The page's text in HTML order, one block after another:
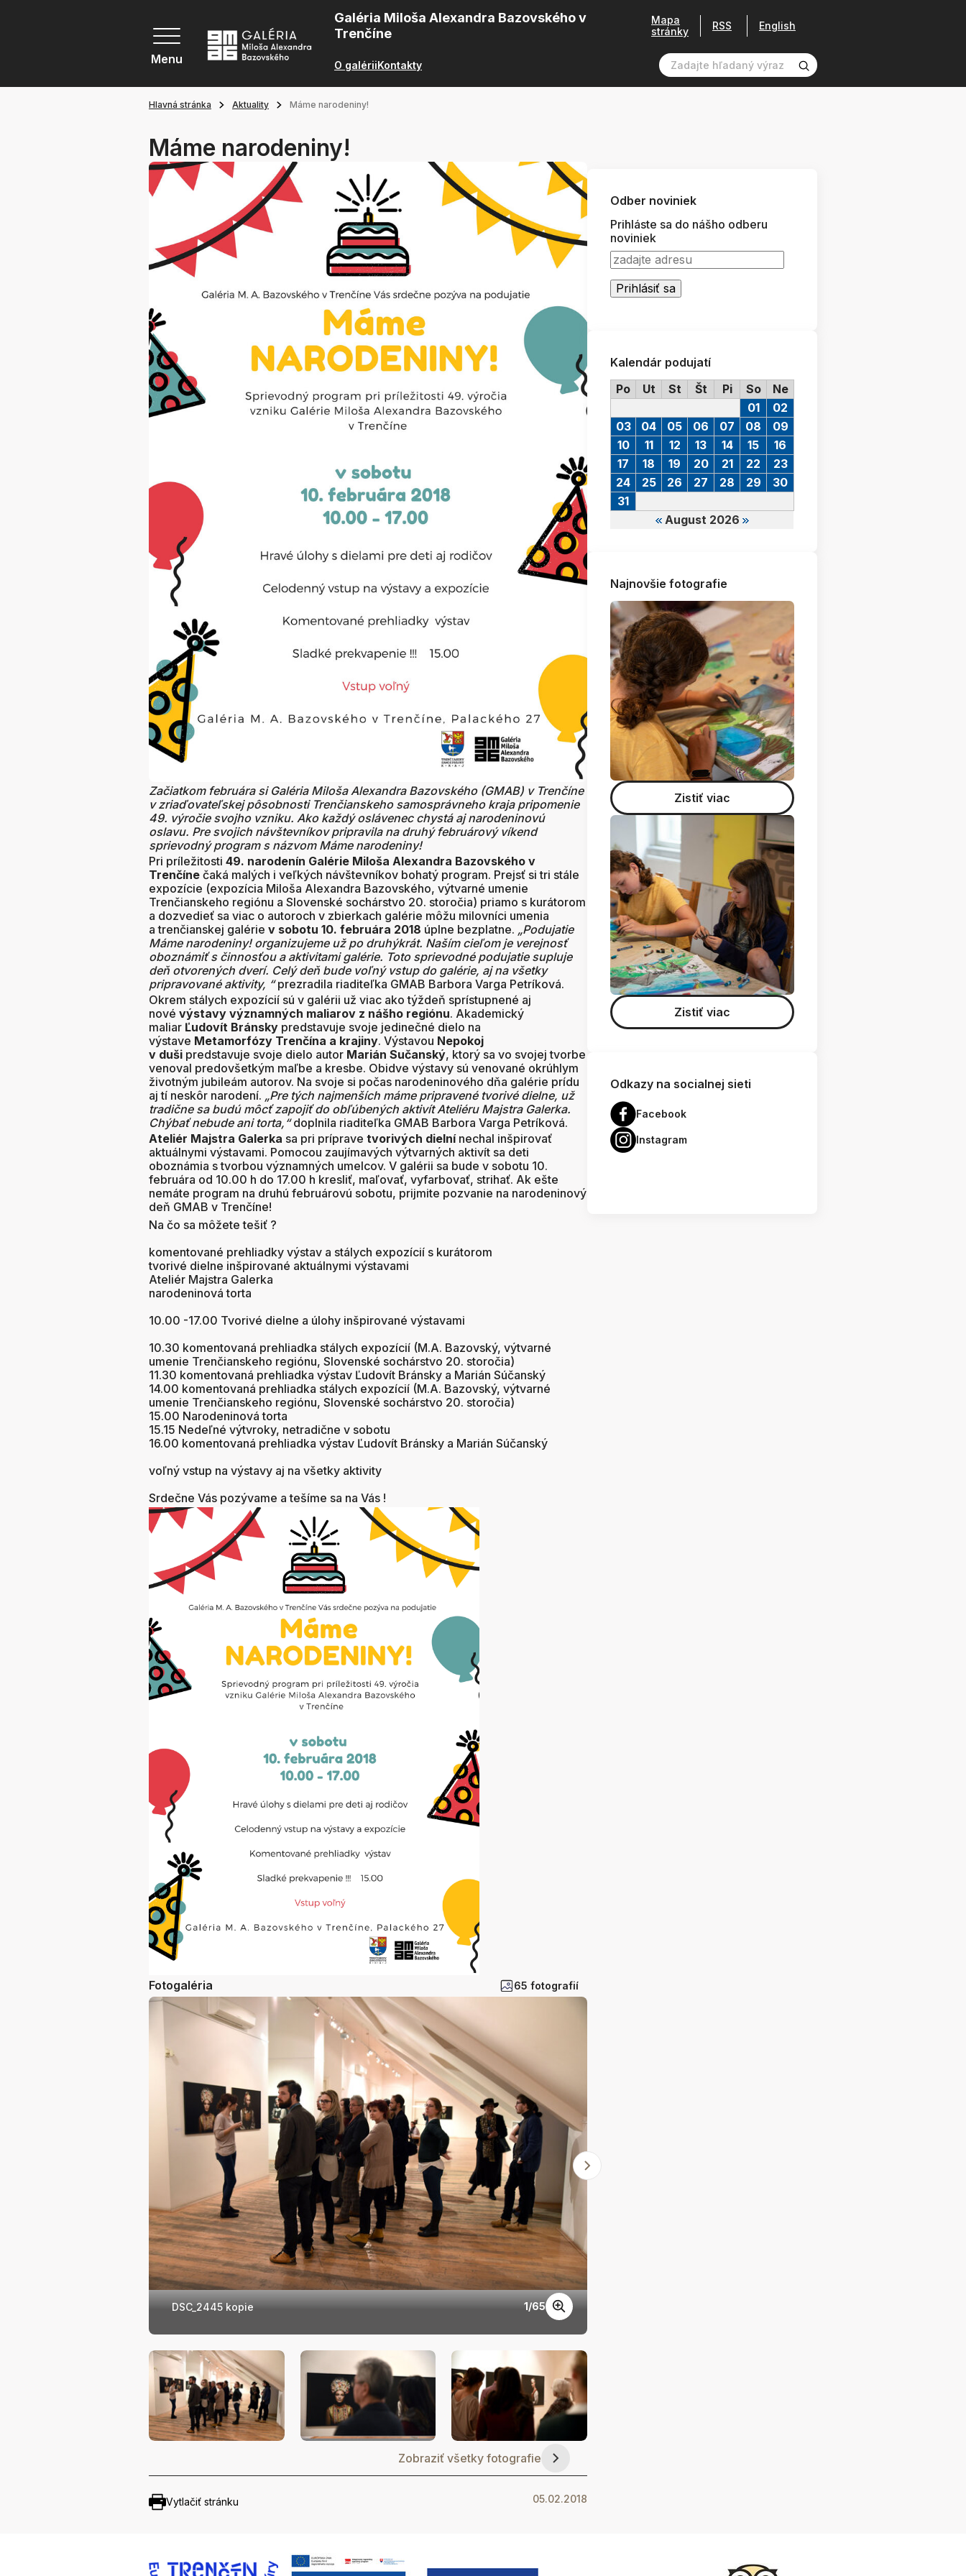
Menu
Galéria Miloša Alexandra Bazovského v
Trenčíne
O galériiKontakty
Mapa
stránky
RSS English
Hlavná stránka Aktuality Máme narodeniny!
Máme narodeniny!
Začiatkom februára si Galéria Miloša Alexandra Bazovského (GMAB) v Trenčíne
v zriaďovateľskej pôsobnosti Trenčianskeho samosprávneho kraja pripomenie
49. výročie svojho vzniku. Ako každý oslávenec chystá aj narodeninovú
oslavu. Pre svojich návštevníkov pripravila na druhý februárový víkend
sprievodný program s názvom Máme narodeniny!
Pri príležitosti 49. narodenín Galérie Miloša Alexandra Bazovského v
Trenčíne čaká malých i veľkých návštevníkov bohatý program. Prejsť si tri stále
expozície (expozícia Miloša Alexandra Bazovského, výtvarné umenie
Trenčianskeho regiónu a Slovenské sochárstvo 20. storočia) priamo s kurátorom
a dozvedieť sa viac o autoroch v zbierkach galérie môžu milovníci umenia
a trenčianskej galérie v sobotu 10. februára 2018 úplne bezplatne. „Podujatie
Máme narodeniny! organizujeme už po druhýkrát. Naším cieľom je verejnosť
oboznámiť s činnosťou a aktivitami galérie. Toto sprievodné podujatie supluje
deň otvorených dverí. Celý deň bude voľný vstup do galérie, aj na všetky
pripravované aktivity, “prezradila riaditeľka GMAB Barbora Varga Petríková.
Okrem stálych expozícií sú v galérii už viac ako týždeň sprístupnené aj
nové výstavy významných maliarov z nášho regiónu. Akademický
maliar Ľudovít Bránsky predstavuje svoje jedinečné dielo na
výstave Metamorfózy Trenčína a krajiny. Výstavou Nepokoj
v duši predstavuje svoje dielo autor Marián Sučanský, ktorý sa vo svojej tvorbe
venoval predovšetkým maľbe a kresbe. Obidve výstavy sú venované okrúhlym
životným jubileám autorov. Na svoje si počas narodeninového dňa galérie prídu
aj tí neskôr narodení. „Pre tých najmenších máme pripravené tvorivé dielne, už
tradične sa budú môcť zapojiť do obľúbených aktivít Ateliéru Majstra Galerka.
Chýbať nebude ani torta, “doplnila riaditeľka GMAB Barbora Varga Petríková.
Ateliér Majstra Galerka sa pri príprave tvorivých dielnínechal inšpirovať
aktuálnymi výstavami. Pomocou zaujímavých výtvarných aktivít sa deti
oboznámia s tvorbou významných umelcov. V galérii sa bude v sobotu 10.
februára od 10.00 h do 17.00 h kresliť, maľovať, vyfarbovať, strihať. Ak ešte
nemáte program na druhú februárovú sobotu, prijmite pozvanie na narodeninový
deň GMAB v Trenčíne!
Na čo sa môžete tešiť ?
komentované prehliadky výstav a stálych expozícií s kurátorom
tvorivé dielne inšpirované aktuálnymi výstavami
Ateliér Majstra Galerka
narodeninová torta
10.00 -17.00 Tvorivé dielne a úlohy inšpirované výstavami
10.30 komentovaná prehliadka stálych expozícií (M.A. Bazovský, výtvarné
umenie Trenčianskeho regiónu, Slovenské sochárstvo 20. storočia)
11.30 komentovaná prehliadka výstav Ľudovít Bránsky a Marián Súčanský
14.00 komentovaná prehliadka stálych expozícií (M.A. Bazovský, výtvarné
umenie Trenčianskeho regiónu, Slovenské sochárstvo 20. storočia)
15.00 Narodeninová torta
15.15 Nedeľné výtvroky, netradične v sobotu
16.00 komentovaná prehliadka výstav Ľudovít Bránsky a Marián Súčanský
voľný vstup na výstavy aj na všetky aktivity
Srdečne Vás pozývame a tešíme sa na Vás !
Fotogaléria 65 fotografií
DSC_2445 kopie 1/65
Zobraziť všetky fotografie
Vytlačiť stránku 05.02.2018
Odber noviniek
Prihláste sa do nášho odberu
noviniek
Kalendár podujatí
Po
Ut St Št Pi So Ne
August 2026
01
02
03
04 05 06 07 08
09
10
11 12 13 14 15
16
17
18 19 20 21 22
23
24
25 26 27 28 29
30
31
Najnovšie fotografie
Zistiť viac
Zistiť viac
Odkazy na socialnej sieti
Facebook
Instagram